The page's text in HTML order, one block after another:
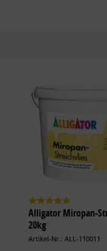
Alligator Miropan-
20kg
Artikel-Nr.: ALL-110011